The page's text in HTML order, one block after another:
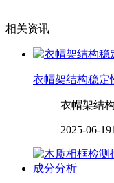
相关资讯
衣帽架结构稳定
衣帽架结
2025-06-19